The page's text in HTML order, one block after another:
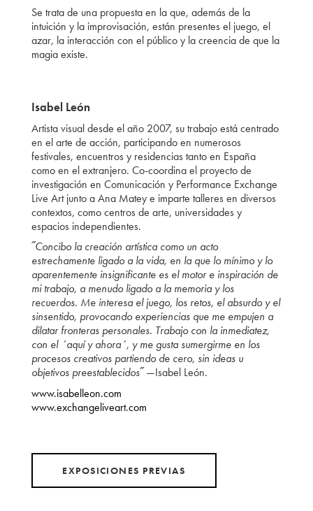
Se trata de una propuesta en la que, además de la
intuición y la improvisación, están presentes el juego, el
azar, la interacción con el público y la creencia de que la
magia existe.
Isabel León
Artista visual desde el año 2007, su trabajo está centrado
en el arte de acción, participando en numerosos
festivales, encuentros y residencias tanto en España
como en el extranjero. Co-coordina el proyecto de
investigación en Comunicación y Performance Exchange
Live Art junto a Ana Matey e imparte talleres en diversos
contextos, como centros de arte, universidades y
espacios independientes.
˝Concibo la creación artística como un acto
estrechamente ligado a la vida, en la que lo mínimo y lo
aparentemente insignificante es el motor e inspiración de
mi trabajo, a menudo ligado a la memoria y los
recuerdos. Me interesa el juego, los retos, el absurdo y el
sinsentido, provocando experiencias que me empujen a
dilatar fronteras personales. Trabajo con la inmediatez,
con el ´aquí y ahora´, y me gusta sumergirme en los
procesos creativos partiendo de cero, sin ideas u
objetivos preestablecidos˝—Isabel León.
www.isabelleon.com
www.exchangeliveart.com
EXPOSICIONES PREVIAS